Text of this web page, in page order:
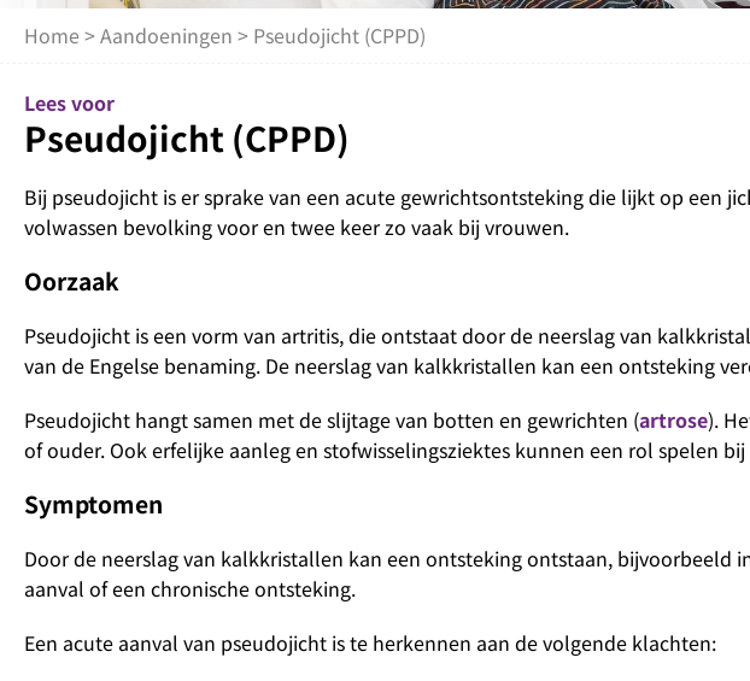
Home >Aandoeningen > Pseudojicht (CPPD)
Lees voor
Pseudojicht (CPPD)
Bij pseudojicht is er sprake van een acute gewrichtsontsteking die lijkt op een
volwassen bevolking voor en twee keer zo vaak bij vrouwen.
Oorzaak
Pseudojicht is een vorm van artritis, die ontstaat door de neerslag van
van de Engelse benaming. De neerslag van kalkkristallen kan een ontsteking
Pseudojicht hangt samen met de slijtage van botten en gewrichten (artrose).
of ouder. Ook erfelijke aanleg en stofwisselingsziektes kunnen een rol spelen
Symptomen
Door de neerslag van kalkkristallen kan een ontsteking ontstaan, bijvoorbeeld
aanval of een chronische ontsteking.
Een acute aanval van pseudojicht is te herkennen aan de volgende klachten: